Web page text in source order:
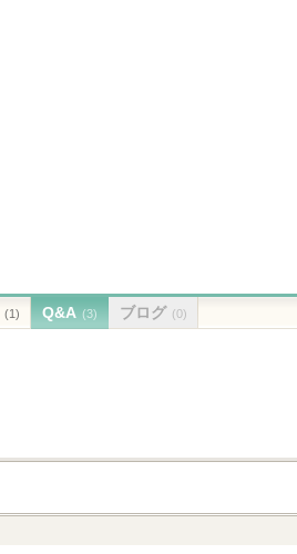
(1) Q&A (3) ブログ (0)